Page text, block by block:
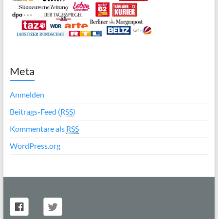
Meta
Anmelden
Beitrags-Feed (RSS)
Kommentare als RSS
WordPress.org